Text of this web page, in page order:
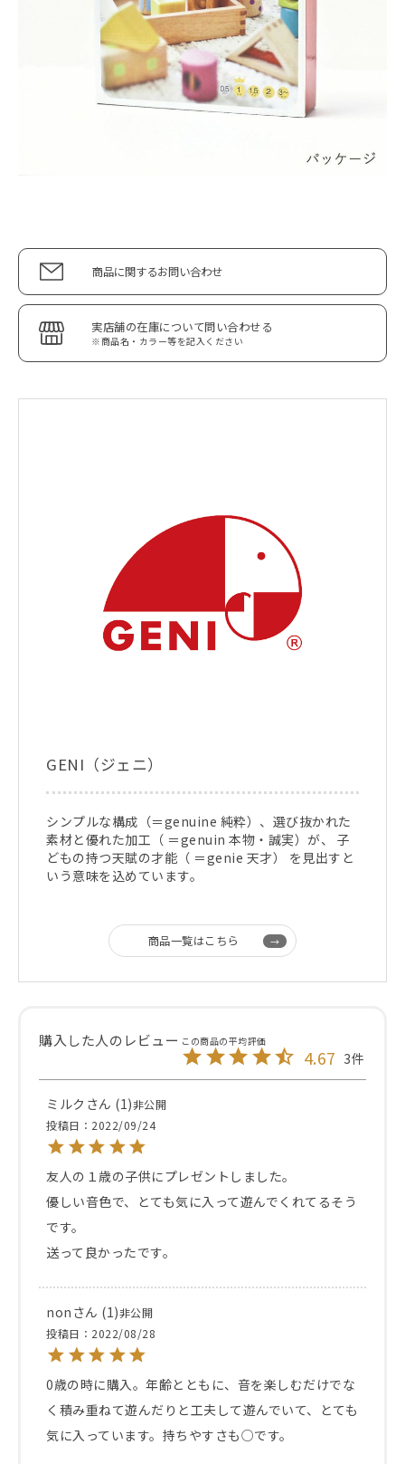
商品に関するお問い合わせ
実店舗の在庫について問い合わせる
※商品名・カラー等を記入ください
GENI（ジェニ）
シンプルな構成（＝genuine 純粋）、選び抜かれた
素材と優れた加工（ ＝genuin 本物・誠実）が、 子
どもの持つ天賦の才能（ ＝genie 天才） を見出すと
いう意味を込めています。
商品一覧はこちら
4.67 3
ミルク 1 非公開
投稿日
2022/09/24
友人の１歳の子供にプレゼントしました。
優しい音色で、とても気に入って遊んでくれてるそう
です。
送って良かったです。
non 1 非公開
投稿日
2022/08/28
0歳の時に購入。年齢とともに、音を楽しむだけでな
く積み重ねて遊んだりと工夫して遊んでいて、とても
気に入っています。持ちやすさも○です。